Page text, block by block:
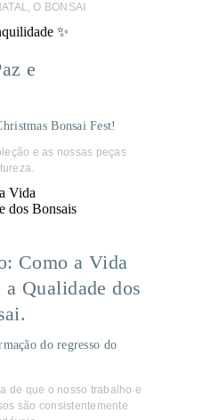
O BONSAI
e
Bonsai Fest!
e as nossas peças
Como a Vida
Qualidade dos
do regresso do
de que o nosso trabalho e
são consistentemente